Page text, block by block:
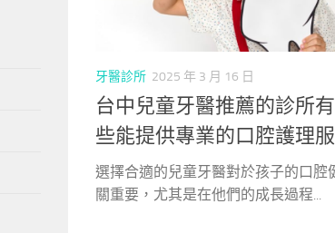
牙醫診所 2025 年 3 月 16 日
台中兒童牙醫推薦的診所
些能提供專業的口腔護理
選擇合適的兒童牙醫對於孩子的口腔
關重要，尤其是在他們的成長過程...